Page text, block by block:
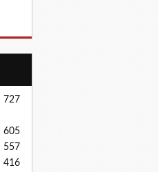
727
605
557
416